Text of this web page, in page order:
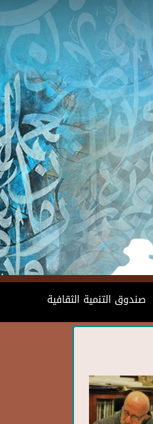
صندوق التنمية الثقافية